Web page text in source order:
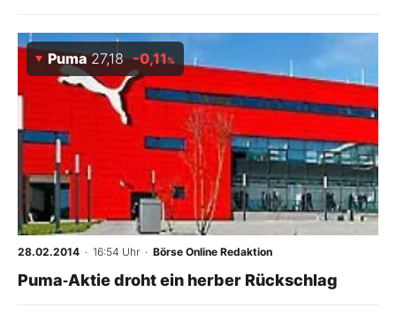
Puma 27,18 -0,11%
28.02.2014 · 16:54 Uhr · Börse Online Redaktion
Puma‑Aktie droht ein herber Rückschlag